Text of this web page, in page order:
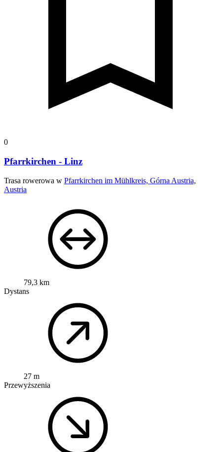
0
Pfarrkirchen - Linz
Trasa rowerowa w Pfarrkirchen im Mühlkreis, Górna Austria,
Austria
79,3 km
Dystans
27 m
Przewyższenia